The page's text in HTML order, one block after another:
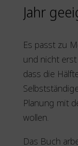
Jahr
Es passt zu
und nicht
dass die
Planung mit
wollen.
Das Buch